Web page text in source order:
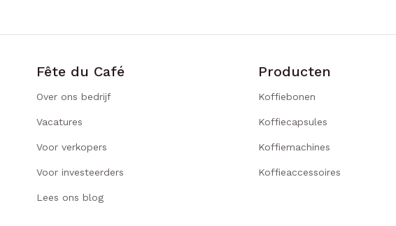
Fête du Café
Over ons bedrijf
Vacatures
Voor verkopers
Voor investeerders
Lees ons blog
Producten
Koffiebonen
Koffiecapsules
Koffiemachines
Koffieaccessoires